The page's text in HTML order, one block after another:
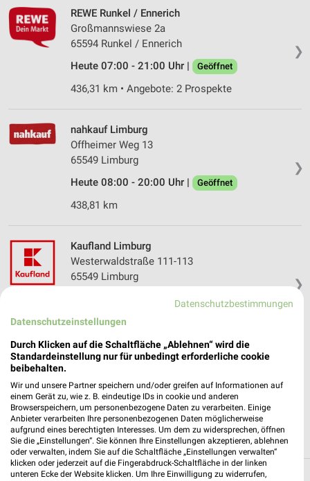
❯
REWE Runkel / Ennerich
Großmannswiese 2a
65594 Runkel / Ennerich
Heute 07:00 - 21:00 Uhr |
Geöffnet
436,31 km • Angebote: 2 Prospekte
❯
nahkauf Limburg
Offheimer Weg 13
65549 Limburg
Heute 08:00 - 20:00 Uhr |
Geöffnet
438,81 km
❯
Kaufland Limburg
Westerwaldstraße 111-113
65549 Limburg
Heute 07:00 - 22:00 Uhr | Geöffnet
439,19 km • Angebote: 2 Prospekte
REWE Bad Camberg
65520 Bad Camberg
Heute 07:00 - 22:00 Uhr | Geöffnet
433,57 km
Datenschutzbestimmungen
Datenschutzeinstellungen
Durch Klicken auf die Schaltfläche „Ablehnen“ wird die
Standardeinstellung nur für unbedingt erforderliche cookie
beibehalten.
Wir und unsere Partner speichern und/oder greifen auf Informationen auf
einem Gerät zu, wie z. B. eindeutige IDs in cookie und anderen
Browserspeichern, um personenbezogene Daten zu verarbeiten. Einige
Anbieter verarbeiten Ihre personenbezogenen Daten möglicherweise
aufgrund eines berechtigten Interesses. Um dem zu widersprechen, öffnen
Sie die „Einstellungen“. Sie können Ihre Einstellungen akzeptieren, ablehnen
oder verwalten, indem Sie auf die Schaltfläche „Einstellungen verwalten“
klicken oder jederzeit auf die Fingerabdruck-Schaltfläche in der linken
unteren Ecke der Website klicken. Um Ihre Einwilligung zu widerrufen,